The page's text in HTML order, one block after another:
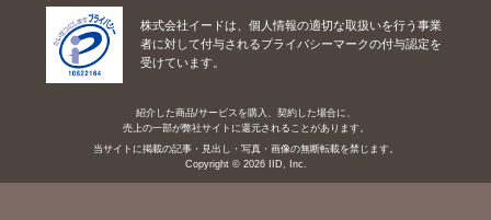
株式会社イードは、個人情報の適切な取扱いを行う事業
者に対して付与されるプライバシーマークの付与認定を
受けています。
紹介した商品/サービスを購入、契約した場合に、
売上の一部が弊社サイトに還元されることがあります。
当サイトに掲載の記事・見出し・写真・画像の無断転載を禁じます。
Copyright © 2026 IID, Inc.